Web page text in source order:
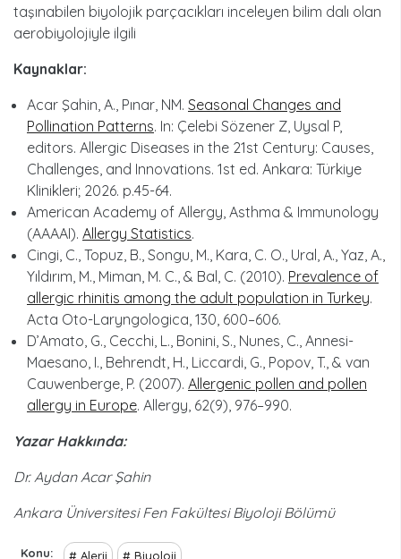
taşınabilen biyolojik parçacıkları inceleyen bilim dalı olan
aerobiyolojiyle ilgili
Kaynaklar:
Acar Şahin, A., Pınar, NM. Seasonal Changes and
Pollination Patterns. In: Çelebi Sözener Z, Uysal P,
editors. Allergic Diseases in the 21st Century: Causes,
Challenges, and Innovations. 1st ed. Ankara: Türkiye
Klinikleri; 2026. p.45-64.
American Academy of Allergy, Asthma & Immunology
(AAAAI). Allergy Statistics.
Cingi, C., Topuz, B., Songu, M., Kara, C. O., Ural, A., Yaz, A.,
Yıldırım, M., Miman, M. C., & Bal, C. (2010). Prevalence of
allergic rhinitis among the adult population in Turkey.
Acta Oto-Laryngologica, 130, 600–606.
D’Amato, G., Cecchi, L., Bonini, S., Nunes, C., Annesi-
Maesano, I., Behrendt, H., Liccardi, G., Popov, T., & van
Cauwenberge, P. (2007). Allergenic pollen and pollen
allergy in Europe. Allergy, 62(9), 976–990.
Yazar Hakkında:
Dr. Aydan Acar Şahin
Ankara Üniversitesi Fen Fakültesi Biyoloji Bölümü
Konu Alerji Biyoloji